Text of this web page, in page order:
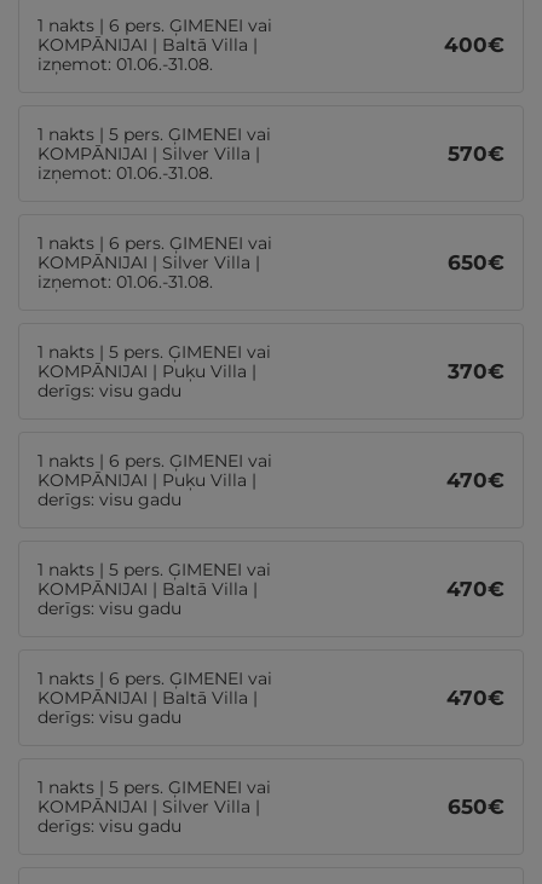
1 nakts | 6 pers. ĢIMENEI vai
KOMPĀNIJAI | Baltā Villa |
izņemot: 01.06.-31.08.
400€
1 nakts | 5 pers. ĢIMENEI vai
KOMPĀNIJAI | Silver Villa |
izņemot: 01.06.-31.08.
570€
1 nakts | 6 pers. ĢIMENEI vai
KOMPĀNIJAI | Silver Villa |
izņemot: 01.06.-31.08.
650€
1 nakts | 5 pers. ĢIMENEI vai
KOMPĀNIJAI | Puķu Villa |
derīgs: visu gadu
370€
1 nakts | 6 pers. ĢIMENEI vai
KOMPĀNIJAI | Puķu Villa |
derīgs: visu gadu
470€
1 nakts | 5 pers. ĢIMENEI vai
KOMPĀNIJAI | Baltā Villa |
derīgs: visu gadu
470€
1 nakts | 6 pers. ĢIMENEI vai
KOMPĀNIJAI | Baltā Villa |
derīgs: visu gadu
470€
1 nakts | 5 pers. ĢIMENEI vai
KOMPĀNIJAI | Silver Villa |
derīgs: visu gadu
650€